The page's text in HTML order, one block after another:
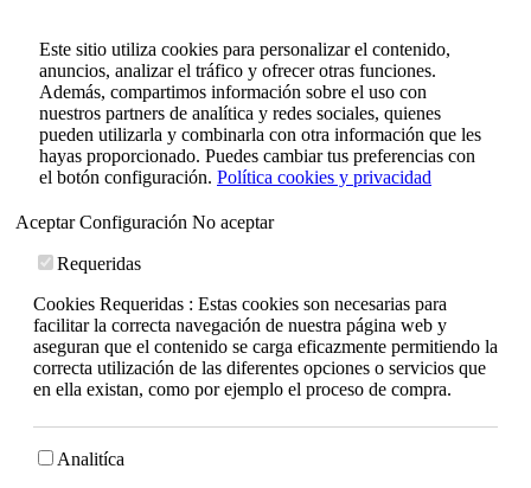
Este sitio utiliza cookies para personalizar el contenido,
anuncios, analizar el tráfico y ofrecer otras funciones.
Además, compartimos información sobre el uso con
nuestros partners de analítica y redes sociales, quienes
pueden utilizarla y combinarla con otra información que les
hayas proporcionado. Puedes cambiar tus preferencias con
el botón configuración. Política cookies y privacidad
AceptarConfiguración No aceptar
Requeridas
Cookies Requeridas : Estas cookies son necesarias para
facilitar la correcta navegación de nuestra página web y
aseguran que el contenido se carga eficazmente permitiendo la
correcta utilización de las diferentes opciones o servicios que
en ella existan, como por ejemplo el proceso de compra.
Analitíca